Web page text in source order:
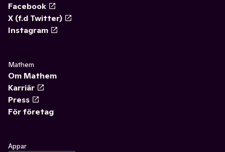
Facebook
X (f.d Twitter)
Instagram
Mathem
Om Mathem
Karriär
Press
För företag
Appar